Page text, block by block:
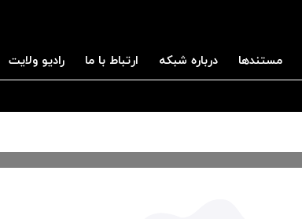
مستندها درباره شبکه ارتباط با ما رادیو ولایت